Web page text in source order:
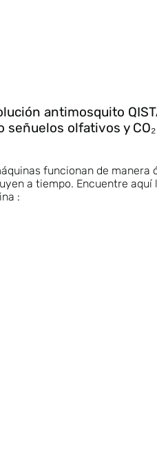
antimosquito
señuelos olfativos y
funcionan de manera
a tiempo. Encuentre aquí
: